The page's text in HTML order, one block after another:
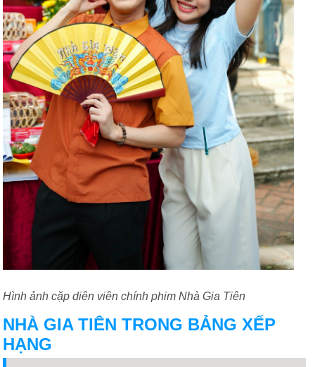
Hình ảnh cặp diên viên chính phim Nhà Gia Tiên
NHÀ GIA TIÊN TRONG BẢNG XẾP
HẠNG